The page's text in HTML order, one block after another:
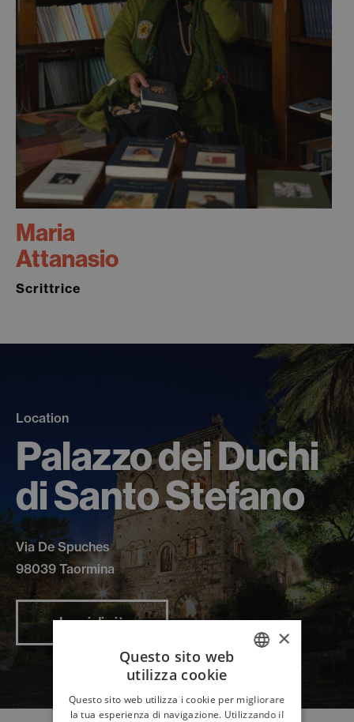
Maria
Attanasio
Scrittrice
Location
Palazzo dei Duchi
di Santo Stefano
Via De Spuches
98039 Taormina
Leggi di più
ENGLISH
×
Questo sito web
utilizza cookie
Questo sito web utilizza i cookie per migliorare
la tua esperienza di navigazione. Utilizzando il